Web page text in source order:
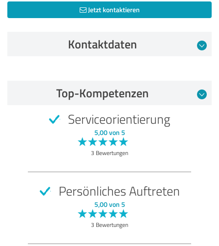
Jetzt kontaktieren
Kontaktdaten
Empfehlung
Bewertung anzeigen
Top-Kompetenzen
Serviceorientierung
5,00 von 5
3 Bewertungen
Persönliches Auftreten
5,00 von 5
3 Bewertungen